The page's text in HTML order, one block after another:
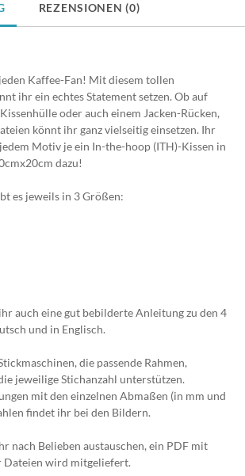
REZENSIONEN (0)
Kaffee-Fan! Mit diesem tollen
ihr ein echtes Statement setzen. Ob auf
oder auch einem Jacken-Rücken,
könnt ihr ganz vielseitig einsetzen. Ihr
Motiv je ein In-the-hoop (ITH)-Kissen in
dazu!
es jeweils in 3 Größen:
auch eine gut bebilderte Anleitung zu den 4
und in Englisch.
die passende Rahmen,
jeweilige Stichanzahl unterstützen.
mit den einzelnen Abmaßen (in mm und
findet ihr bei den Bildern.
nach Belieben austauschen, ein PDF mit
Dateien wird mitgeliefert.